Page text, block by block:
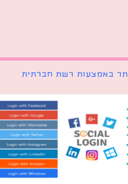
רשת חברתית